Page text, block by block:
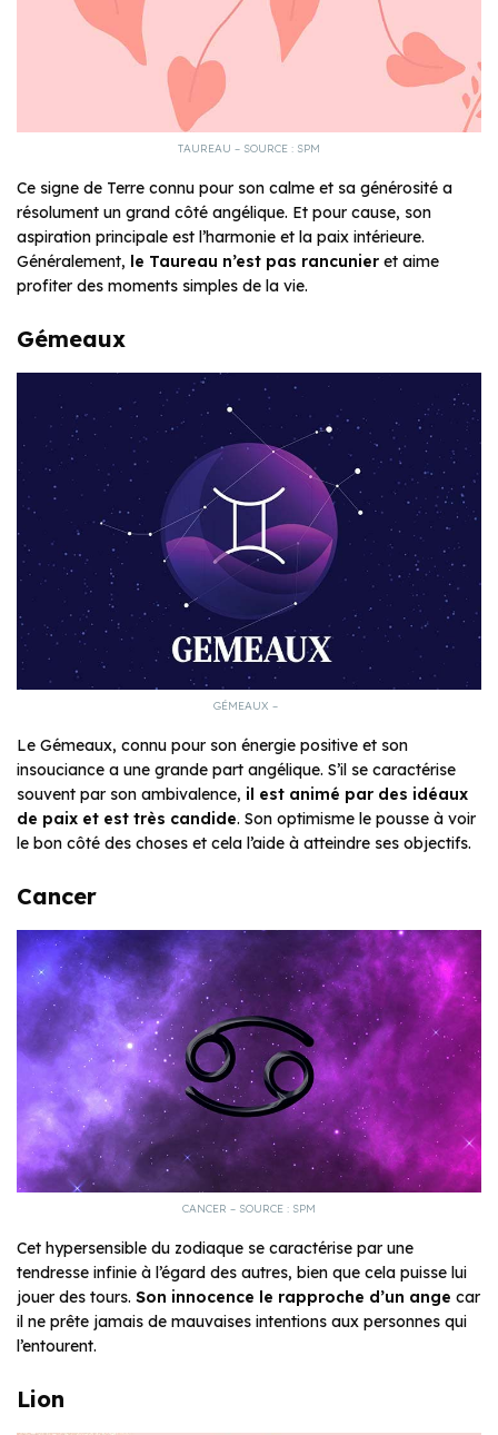
TAUREAU – SOURCE : SPM
Ce signe de Terre connu pour son calme et sa générosité a
résolument un grand côté angélique. Et pour cause, son
aspiration principale est l’harmonie et la paix intérieure.
Généralement, le Taureau n’est pas rancunier et aime
profiter des moments simples de la vie.
Gémeaux
GÉMEAUX –
Le Gémeaux, connu pour son énergie positive et son
insouciance a une grande part angélique. S’il se caractérise
souvent par son ambivalence, il est animé par des idéaux
de paix et est très candide. Son optimisme le pousse à voir
le bon côté des choses et cela l’aide à atteindre ses objectifs.
Cancer
CANCER – SOURCE : SPM
Cet hypersensible du zodiaque se caractérise par une
tendresse infinie à l’égard des autres, bien que cela puisse lui
jouer des tours. Son innocence le rapproche d’un ange car
il ne prête jamais de mauvaises intentions aux personnes qui
l’entourent.
Lion